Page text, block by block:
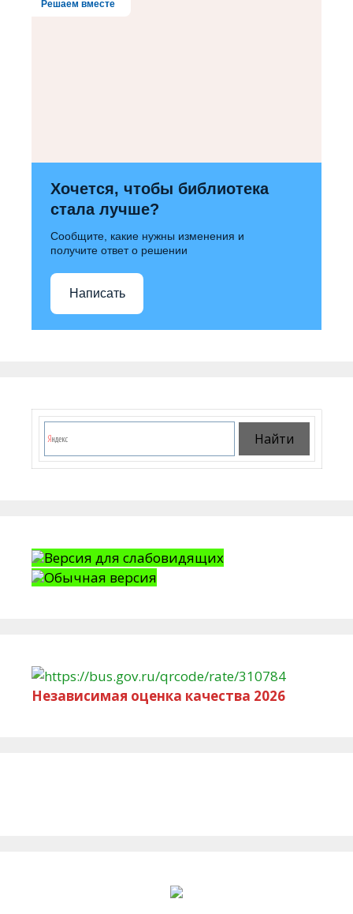
Решаем вместе
Хочется, чтобы библиотека
стала лучше?
Сообщите, какие нужны изменения и
получите ответ о решении
Написать
Версия для слабовидящих
Обычная версия
Независимая оценка качества 2026